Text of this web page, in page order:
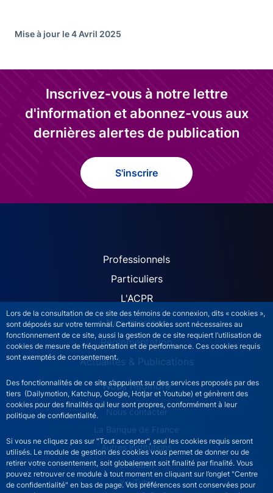
Lors de la consultation de ce site des témoins de connexion, dits « cookies »,
sont déposés sur votre terminal. Certains cookies sont nécessaires au
fonctionnement de ce site, aussi la gestion de ce site requiert l’utilisation de
cookies de mesure de fréquentation et de performance. Ces cookies requis
sont exemptés de consentement.
Des fonctionnalités de ce site s’appuient sur des services proposés par des
tiers (Dailymotion, Katchup, Google, Hotjar et Youtube) et génèrent des
cookies pour des finalités qui leur sont propres, conformément à leur
politique de confidentialité.
Si vous ne cliquez pas sur "Tout accepter", seul les cookies requis seront
utilisés. Le module de gestion des cookies vous permet de donner ou de
retirer votre consentement, soit globalement soit finalité par finalité. Vous
pouvez retrouver ce module à tout moment en cliquant sur l’onglet "Centre
de confidentialité" en bas de page. Vos préférences sont conservées pour
Mise à jour le 4 Avril 2025
Inscrivez-vous à notre lettre
d'information et abonnez-vous aux
dernières alertes de publication
S'inscrire
ACPR site navigation
Professionnels
Particuliers
L'ACPR
Nos missions
Réglementation
Actualités & Publications
Nous rejoindre
ACPR footer secondary menu (French)
Nous contacter
La Banque de France
Autres institutions
LinkedIn
YouTube